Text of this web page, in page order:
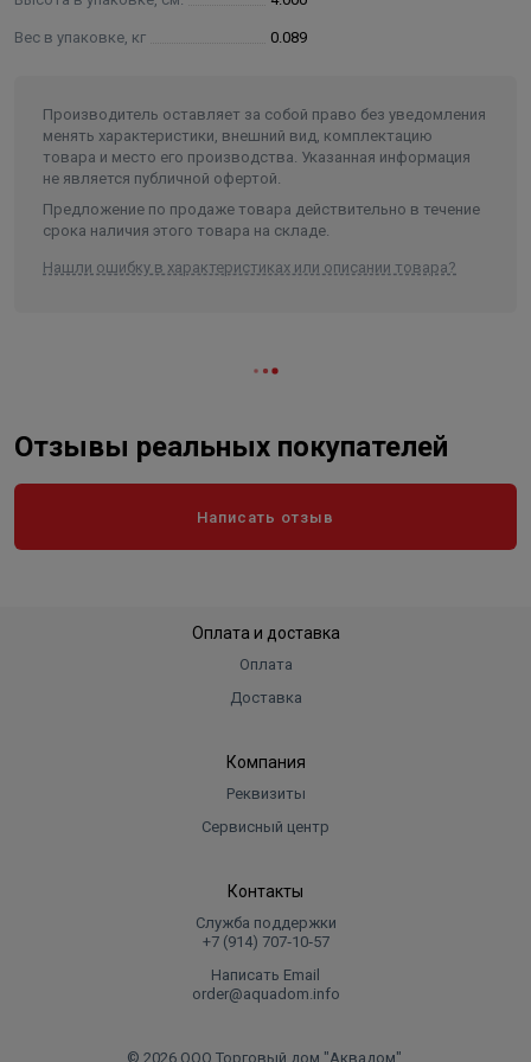
Вес в упаковке, кг 0.089
Производитель оставляет за собой право без уведомления
менять характеристики, внешний вид, комплектацию
товара и место его производства. Указанная информация
не является публичной офертой.
Предложение по продаже товара действительно в течение
срока наличия этого товара на складе.
Нашли ошибку в характеристиках или описании товара?
Отзывы реальных покупателей
Написать отзыв
Оплата и доставка
Оплата
Доставка
Компания
Реквизиты
Сервисный центр
Контакты
Служба поддержки
+7 (914) 707‑10‑57
Написать Email
order@aquadom.info
© 2026 ООО Торговый дом "Аквадом".